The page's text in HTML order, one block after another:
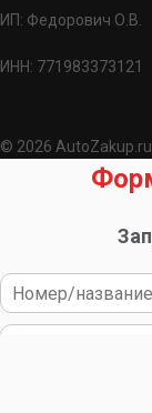
ИП: Федорович О.В.
ИНН: 771983373121
© 2026